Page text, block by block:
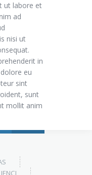
ut labore et
ad
nisi ut
in
eu
sint
sunt
mollit anim